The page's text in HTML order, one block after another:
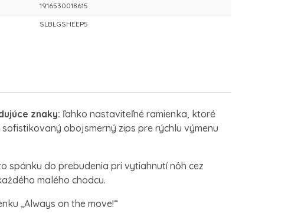
1916530018615
SLBLGSHEEP5
znaky: ľahko nastaviteľné ramienka, ktoré
obojsmerný zips pre rýchlu výmenu
spánku do prebudenia pri vytiahnutí nôh cez
malého chodcu.
„Always on the move!“